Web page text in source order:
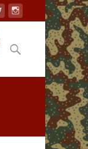
Search